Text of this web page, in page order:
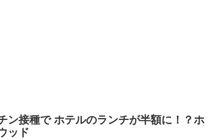
ン接種で ホテルのランチが半額に！？ホ
ッド